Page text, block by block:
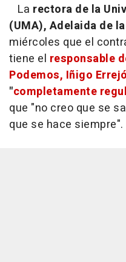
La rectora de la
(UMA), Adelaida de
miércoles que el
tiene el responsable
Podemos, Iñigo
"completamente
que "no creo que se
que se hace siempre".